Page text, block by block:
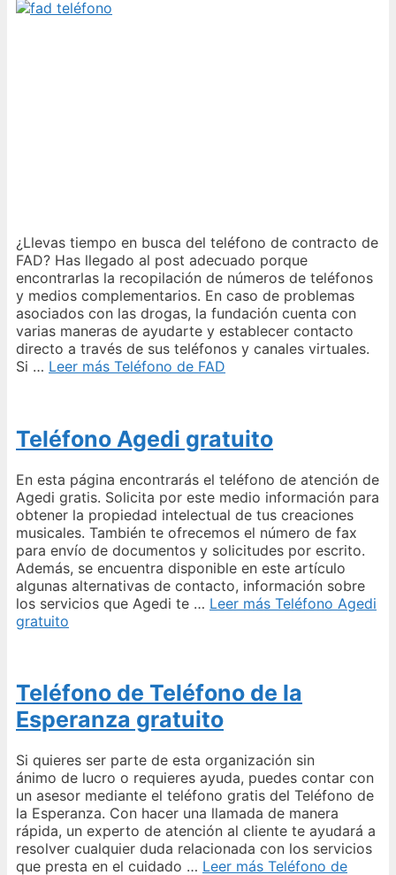
¿Llevas tiempo en busca del teléfono de contracto de
FAD? Has llegado al post adecuado porque
encontrarlas la recopilación de números de teléfonos
y medios complementarios. En caso de problemas
asociados con las drogas, la fundación cuenta con
varias maneras de ayudarte y establecer contacto
directo a través de sus teléfonos y canales virtuales.
Si … Leer más Teléfono de FAD
Teléfono Agedi gratuito
En esta página encontrarás el teléfono de atención de
Agedi gratis. Solicita por este medio información para
obtener la propiedad intelectual de tus creaciones
musicales. También te ofrecemos el número de fax
para envío de documentos y solicitudes por escrito.
Además, se encuentra disponible en este artículo
algunas alternativas de contacto, información sobre
los servicios que Agedi te … Leer más Teléfono Agedi
gratuito
Teléfono de Teléfono de la
Esperanza gratuito
Si quieres ser parte de esta organización sin
ánimo de lucro o requieres ayuda, puedes contar con
un asesor mediante el teléfono gratis del Teléfono de
la Esperanza. Con hacer una llamada de manera
rápida, un experto de atención al cliente te ayudará a
resolver cualquier duda relacionada con los servicios
que presta en el cuidado … Leer más Teléfono de